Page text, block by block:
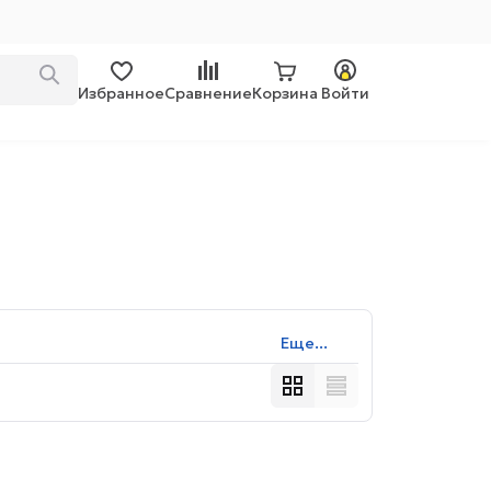
ИзбранноеСравнениеКорзина Войти
Еще...